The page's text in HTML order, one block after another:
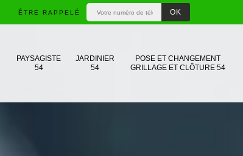
ÊTRE RAPPELÉ
PAYSAGISTE
54
JARDINIER
54
POSE ET CHANGEMENT
GRILLAGE ET CLÔTURE 54